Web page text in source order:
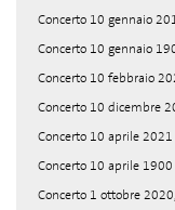
Concerto 10 gennaio
Concerto 10 gennaio
Concerto 10 febbraio
Concerto 10 dicembre
Concerto 10 aprile 2021
Concerto 10 aprile 1900
Concerto 1 ottobre